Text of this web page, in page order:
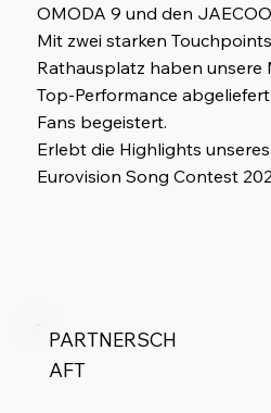
OMODA 9 und den
Mit zwei starken
Rathausplatz haben unsere
Top-Performance
Fans begeistert.
Erlebt die Highlights
Eurovision Song Contest
PARTNERSCH
AFT